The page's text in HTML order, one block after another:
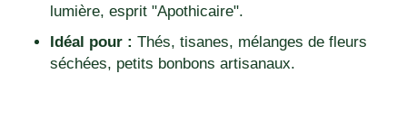
lumière, esprit "Apothicaire".
Idéal pour : Thés, tisanes, mélanges de fleurs
séchées, petits bonbons artisanaux.